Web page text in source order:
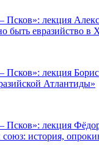
Псков»: лекция
быть евразийство в
Псков»: лекция
Атлантиды»
Псков»: лекция
история,